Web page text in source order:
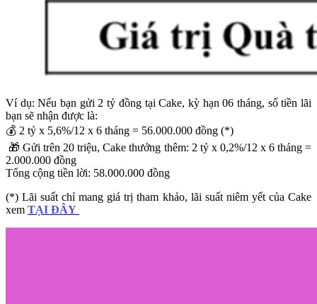
Ví dụ: Nếu bạn gửi 2 tỷ đồng tại Cake, kỳ hạn 06 tháng, số tiền lãi
bạn sẽ nhận được là:
💰 2 tỷ x 5,6%/12 x 6 tháng = 56.000.000 đồng (*)
🎁 Gửi trên 20 triệu, Cake thưởng thêm: 2 tỷ x 0,2%/12 x 6 tháng =
2.000.000 đồng
Tổng cộng tiền lời: 58.000.000 đồng
(*) Lãi suất chỉ mang giá trị tham khảo, lãi suất niêm yết của Cake
xem TẠI ĐÂY